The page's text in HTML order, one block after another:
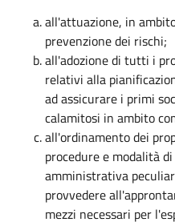
all'attuazione, in
prevenzione dei rischi;
all'adozione di tutti i
relativi alla
ad assicurare i primi
calamitosi in ambito
all'ordinamento dei
procedure e modalità
amministrativa
provvedere
mezzi necessari per